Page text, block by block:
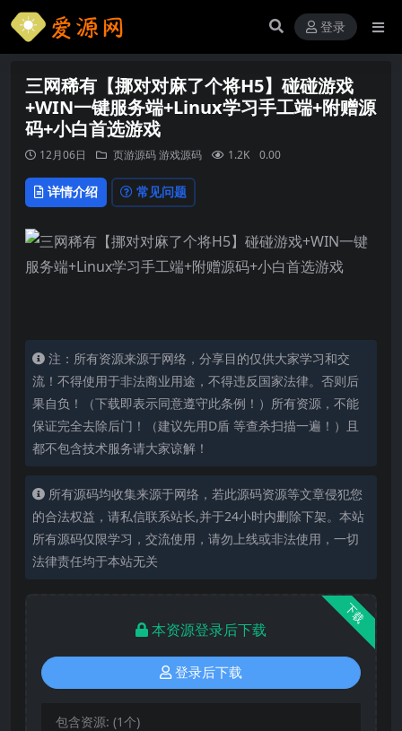
登录
三网稀有【挪对对麻了个将H5】碰碰游戏
+WIN一键服务端+Linux学习手工端+附赠源
码+小白首选游戏
12月06日 页游源码游戏源码 1.2K 0.00
详情介绍 常见问题
注：所有资源来源于网络，分享目的仅供大家学习和交
流！不得使用于非法商业用途，不得违反国家法律。否则后
果自负！（下载即表示同意遵守此条例！）所有资源，不能
保证完全去除后门！（建议先用D盾 等查杀扫描一遍！）且
都不包含技术服务请大家谅解！
所有源码均收集来源于网络，若此源码资源等文章侵犯您
的合法权益，请私信联系站长,并于24小时内删除下架。本站
所有源码仅限学习，交流使用，请勿上线或非法使用，一切
法律责任均于本站无关
下载
本资源登录后下载
登录后下载
包含资源: (1个)